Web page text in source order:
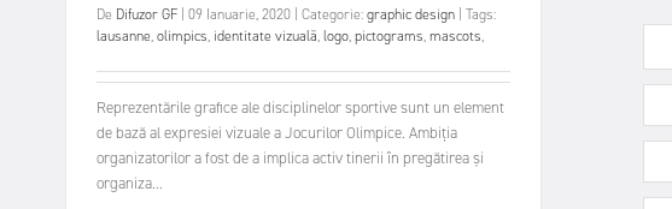
De Difuzor GF 09 Ianuarie, 2020 Categorie:graphic design Tags:
lausanne,olimpics, identitate vizuală,logo,pictograms,mascots,
Reprezentările grafice ale disciplinelor sportive sunt un element
de bază al expresiei vizuale a Jocurilor Olimpice. Ambiția
organizatorilor a fost de a implica activ tinerii în pregătirea și
organiza...